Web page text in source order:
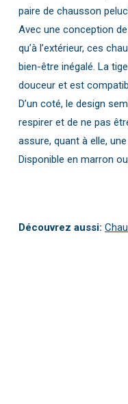
paire de chausson
Avec une conception
qu’à l’extérieur, ces
bien-être inégalé. La
douceur et est
D’un coté, le design
respirer et de ne pas
assure, quant à elle,
Disponible en marron
Découvrez aussi: